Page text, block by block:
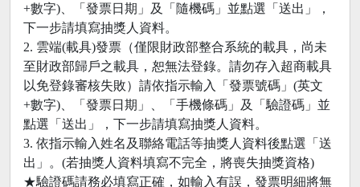
+數字)、「發票日期」及「隨機碼」並點選「送出」，
下一步請填寫抽獎人資料。
2. 雲端(載具)發票（僅限財政部整合系統的載具，尚未
至財政部歸戶之載具，恕無法登錄。請勿存入超商載具
以免登錄審核失敗）請依指示輸入「發票號碼」(英文
+數字)、「發票日期」、「手機條碼」及「驗證碼」並
點選「送出」，下一步請填寫抽獎人資料。
3. 依指示輸入姓名及聯絡電話等抽獎人資料後點選「送
出」。(若抽獎人資料填寫不完全，將喪失抽獎資格)
★驗證碼請務必填寫正確，如輸入有誤，發票明細將無